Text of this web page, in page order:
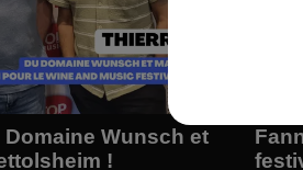
Wunsch et
!